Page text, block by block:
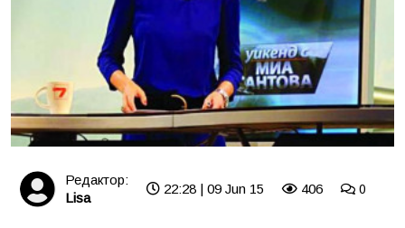
Редактор:
Lisa
22:28 | 09 Jun 15 406 0